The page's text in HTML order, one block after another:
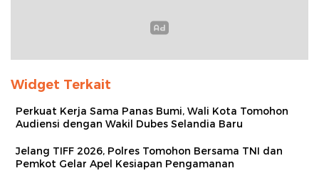
Widget Terkait
Perkuat Kerja Sama Panas Bumi, Wali Kota Tomohon
Audiensi dengan Wakil Dubes Selandia Baru
Jelang TIFF 2026, Polres Tomohon Bersama TNI dan
Pemkot Gelar Apel Kesiapan Pengamanan